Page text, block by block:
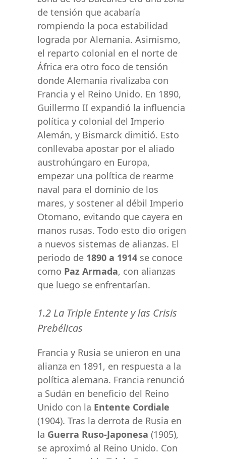
de tensión que acabaría
rompiendo la poca estabilidad
lograda por Alemania. Asimismo,
el reparto colonial en el norte de
África era otro foco de tensión
donde Alemania rivalizaba con
Francia y el Reino Unido. En 1890,
Guillermo II expandió la influencia
política y colonial del Imperio
Alemán, y Bismarck dimitió. Esto
conllevaba apostar por el aliado
austrohúngaro en Europa,
empezar una política de rearme
naval para el dominio de los
mares, y sostener al débil Imperio
Otomano, evitando que cayera en
manos rusas. Todo esto dio origen
a nuevos sistemas de alianzas. El
periodo de 1890 a 1914 se conoce
como Paz Armada, con alianzas
que luego se enfrentarían.
1.2 La Triple Entente y las Crisis
Prebélicas
Francia y Rusia se unieron en una
alianza en 1891, en respuesta a la
política alemana. Francia renunció
a Sudán en beneficio del Reino
Unido con la Entente Cordiale
(1904). Tras la derrota de Rusia en
la Guerra Ruso-Japonesa (1905),
se aproximó al Reino Unido. Con